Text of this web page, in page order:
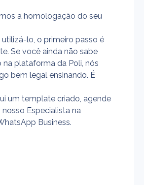
a homologação do seu
utilizá-lo, o primeiro passo é
Se você ainda não sabe
plataforma da Poli, nós
bem legal ensinando. É
um template criado, agende
Especialista na
Business.